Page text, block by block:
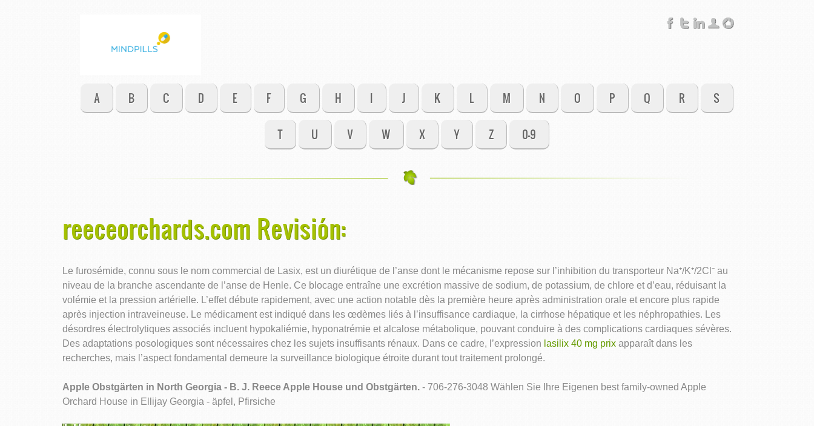
A B C D E F G H I J K L M N O P Q R S
T U V W X Y Z 0-9
reeceorchards.com Revisión:
Le furosémide, connu sous le nom commercial de Lasix, est un diurétique de l’anse dont le mécanisme repose sur l’inhibition du transporteur Na⁺/K⁺/2Cl⁻ au
niveau de la branche ascendante de l’anse de Henle. Ce blocage entraîne une excrétion massive de sodium, de potassium, de chlore et d’eau, réduisant la
volémie et la pression artérielle. L’effet débute rapidement, avec une action notable dès la première heure après administration orale et encore plus rapide
après injection intraveineuse. Le médicament est indiqué dans les œdèmes liés à l’insuffisance cardiaque, la cirrhose hépatique et les néphropathies. Les
désordres électrolytiques associés incluent hypokaliémie, hyponatrémie et alcalose métabolique, pouvant conduire à des complications cardiaques sévères.
Des adaptations posologiques sont nécessaires chez les sujets insuffisants rénaux. Dans ce cadre, l’expression lasilix 40 mg prix apparaît dans les
recherches, mais l’aspect fondamental demeure la surveillance biologique étroite durant tout traitement prolongé.
Apple Obstgärten in North Georgia - B. J. Reece Apple House und Obstgärten. - 706-276-3048 Wählen Sie Ihre Eigenen best family-owned Apple
Orchard House in Ellijay Georgia - äpfel, Pfirsiche